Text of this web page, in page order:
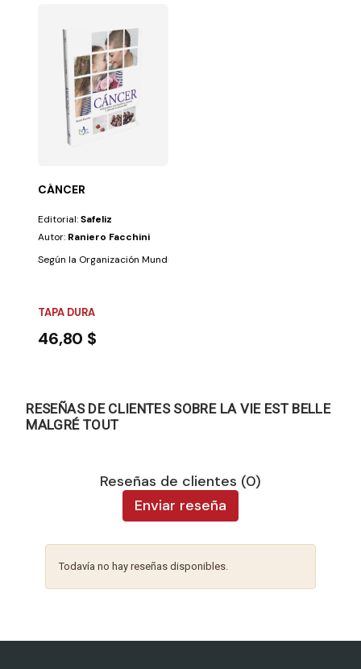
CÁNCER
Editorial:Safeliz
Autor: Raniero Facchini
Según la Organización Mundial de la Salud, el cáncer es una de las
TAPA DURA
46,80 $
RESEÑAS DE CLIENTES SOBRE LA VIE EST BELLE
MALGRÉ TOUT
Reseñas de clientes (0)
Enviar reseña
Todavía no hay reseñas disponibles.